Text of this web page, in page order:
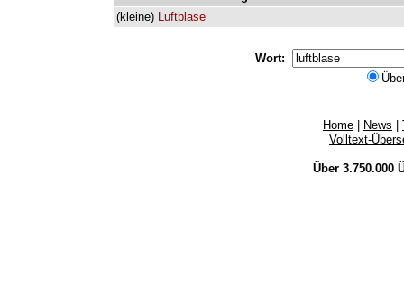
(kleine) Luftblase
Wort:
Home News
Volltext-
Über 3.750.000